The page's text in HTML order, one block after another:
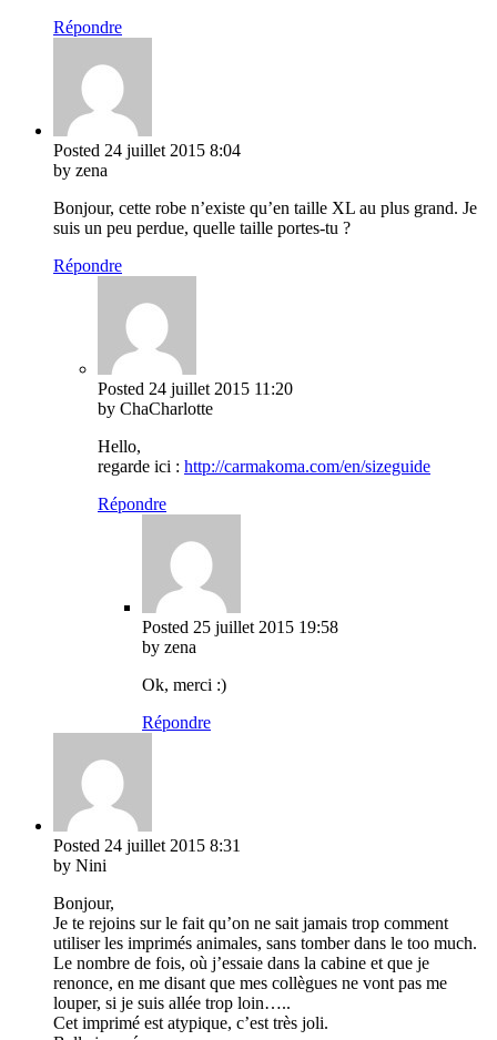
Répondre
Posted 24 juillet 2015 8:04
by zena
Bonjour, cette robe n’existe qu’en taille XL au plus grand. Je
suis un peu perdue, quelle taille portes-tu ?
Répondre
Posted 24 juillet 2015 11:20
by ChaCharlotte
Hello,
regarde ici : http://carmakoma.com/en/sizeguide
Répondre
Posted 25 juillet 2015 19:58
by zena
Ok, merci :)
Répondre
Posted 24 juillet 2015 8:31
by Nini
Bonjour,
Je te rejoins sur le fait qu’on ne sait jamais trop comment
utiliser les imprimés animales, sans tomber dans le too much.
Le nombre de fois, où j’essaie dans la cabine et que je
renonce, en me disant que mes collègues ne vont pas me
louper, si je suis allée trop loin…..
Cet imprimé est atypique, c’est très joli.